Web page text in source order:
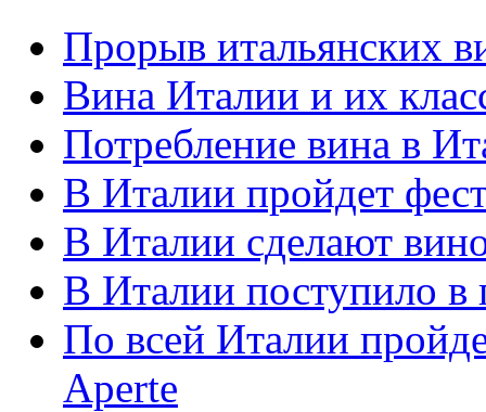
Прорыв итальянских
Вина Италии и их
Потребление вина в
В Италии пройдет
В Италии сделают
В Италии поступило в
По всей Италии
Aperte